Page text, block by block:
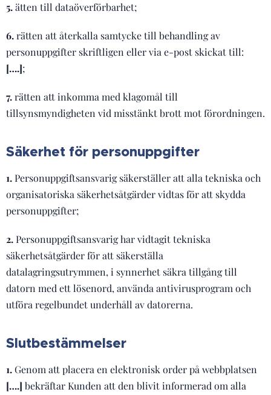
5.ätten till dataöverförbarhet;
6.rätten att återkalla samtycke till behandling av
personuppgifter skriftligen eller via e-post skickat till:
[….];
7.rätten att inkomma med klagomål till
tillsynsmyndigheten vid misstänkt brott mot förordningen.
Säkerhet för personuppgifter
1.Personuppgiftsansvarig säkerställer att alla tekniska och
organisatoriska säkerhetsåtgärder vidtas för att skydda
personuppgifter;
2.Personuppgiftsansvarig har vidtagit tekniska
säkerhetsåtgärder för att säkerställa
datalagringsutrymmen, i synnerhet säkra tillgång till
datorn med ett lösenord, använda antivirusprogram och
utföra regelbundet underhåll av datorerna.
Slutbestämmelser
1.Genom att placera en elektronisk order på webbplatsen
[….] bekräftar Kunden att den blivit informerad om alla